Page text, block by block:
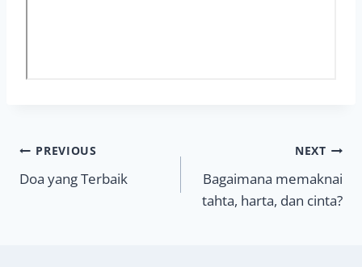
Navigasi
pos
PREVIOUS
Doa yang Terbaik
NEXT
Bagaimana memaknai
tahta, harta, dan cinta?